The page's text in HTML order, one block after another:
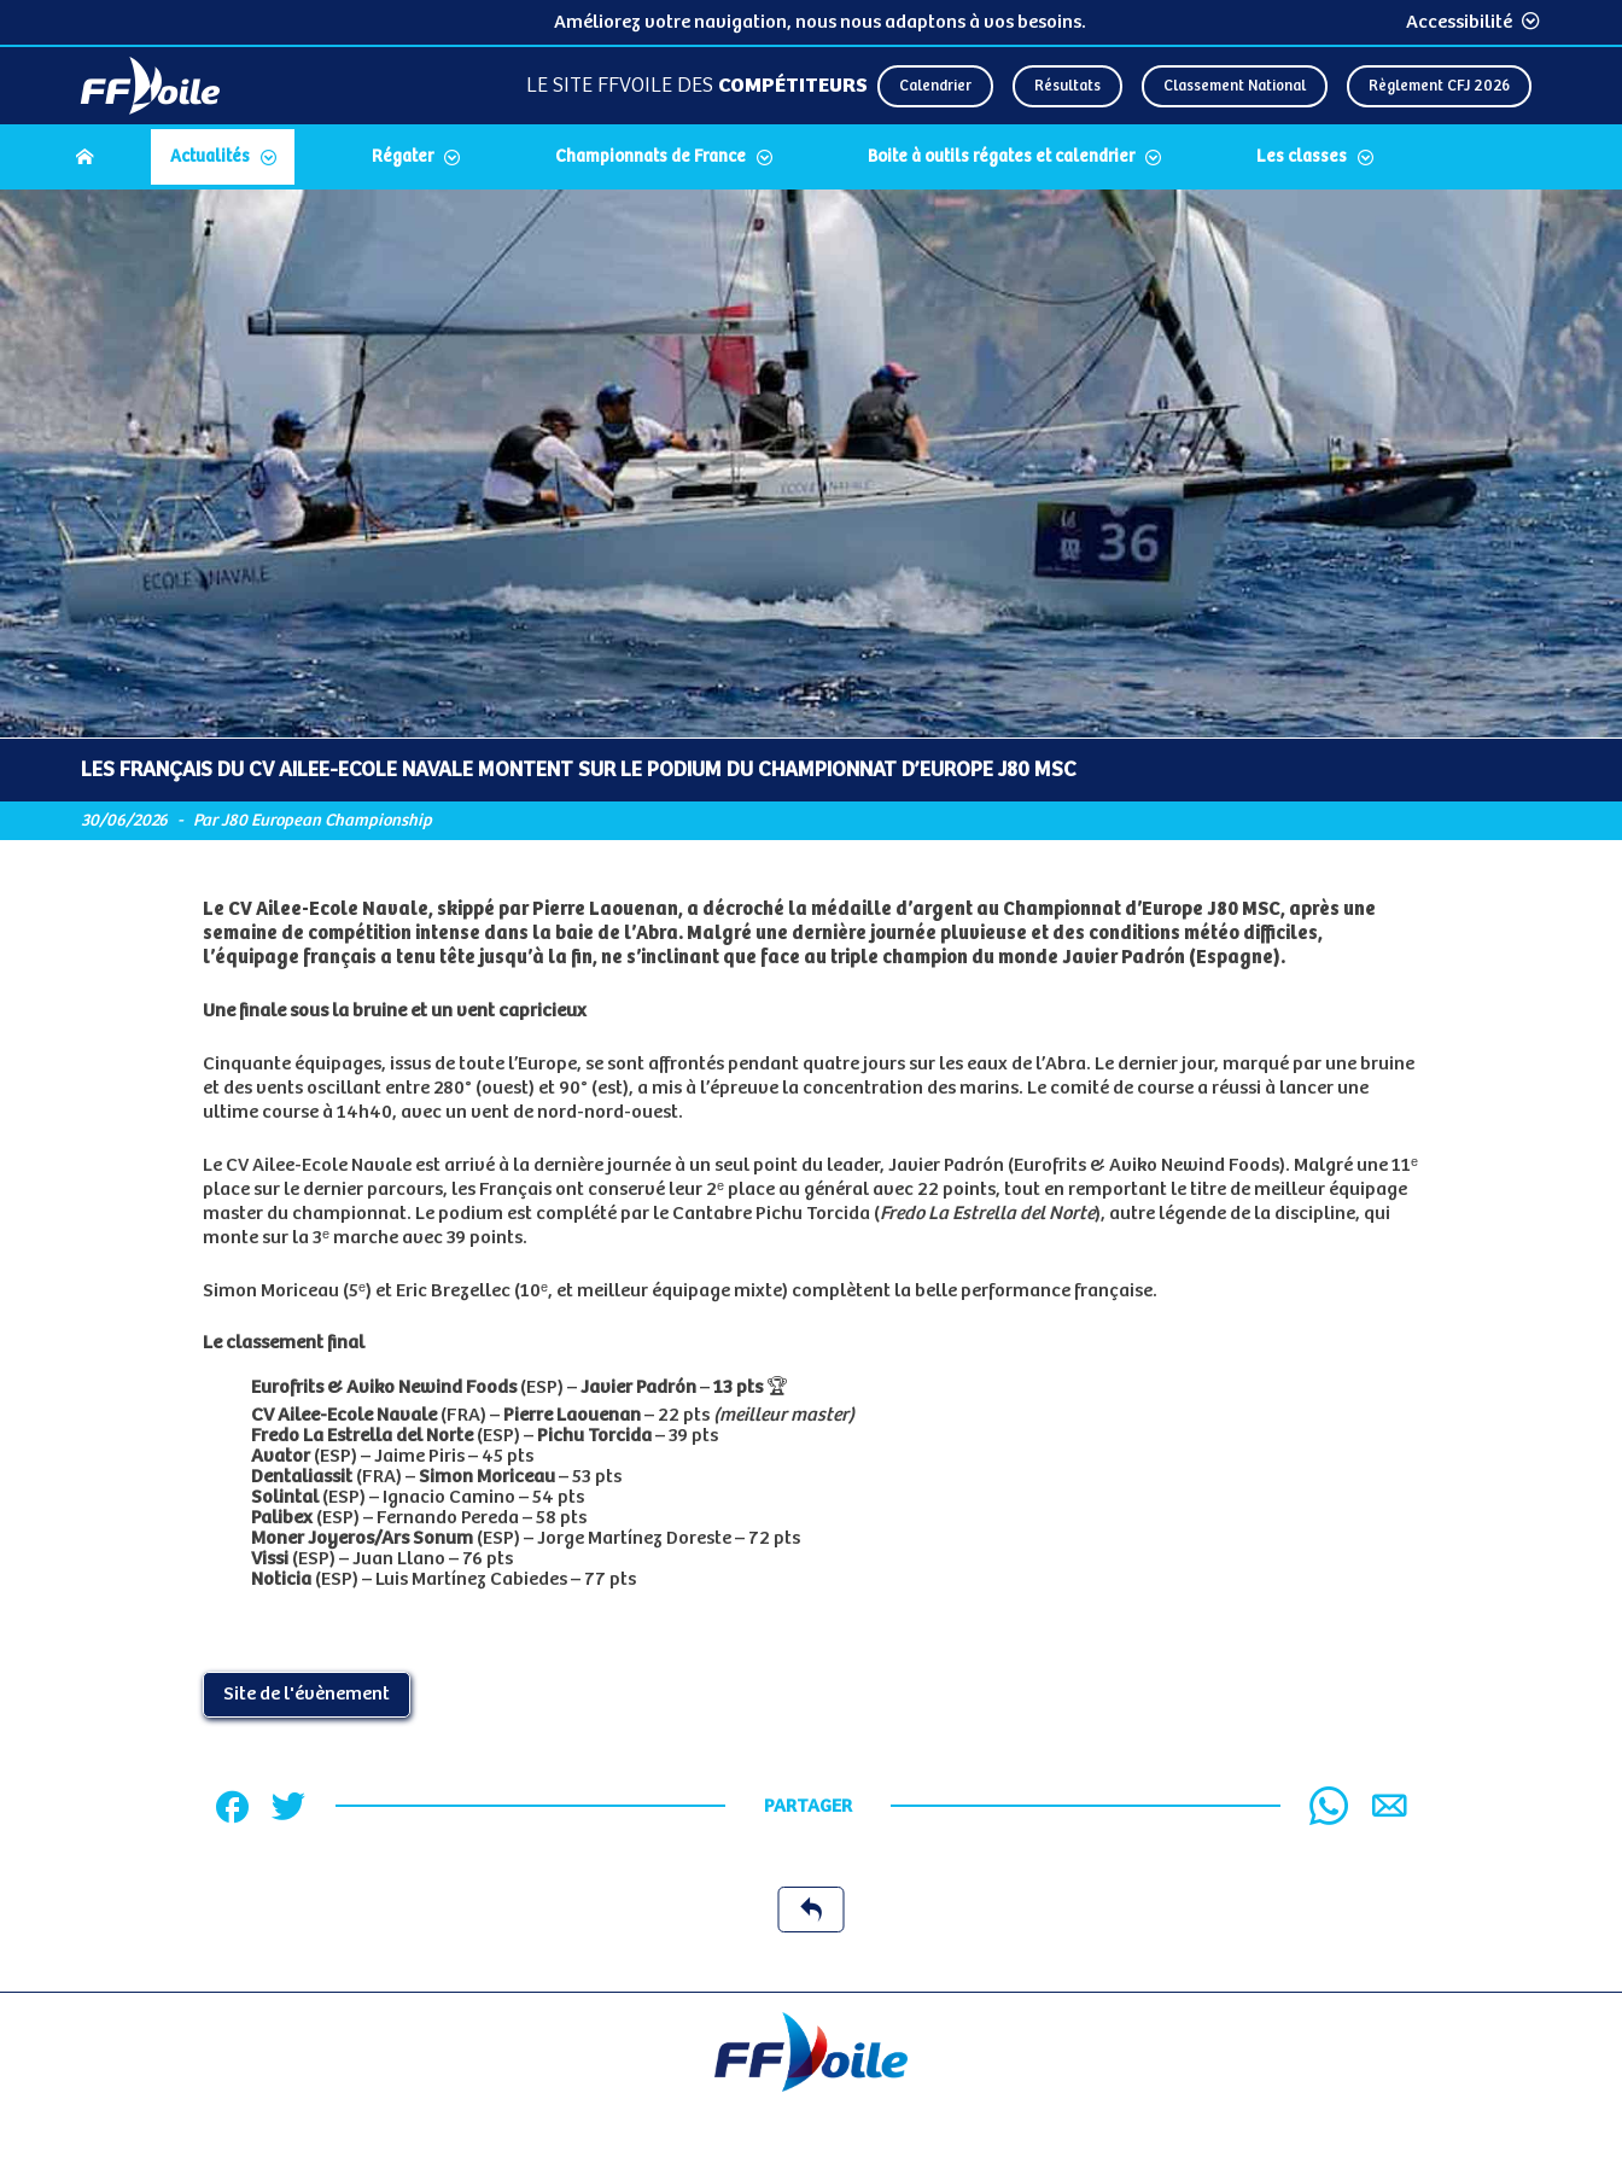
Améliorez votre navigation, nous nous adaptons à vos besoins. Accessibilité
LE SITE FFVOILE DES COMPÉTITEURS Calendrier Résultats Classement National Règlement CFJ 2026
Actualités Régater Championnats de France Boite à outils régates et calendrier Les classes
LES FRANÇAIS DU CV AILEE-ECOLE NAVALE MONTENT SUR LE PODIUM DU CHAMPIONNAT D’EUROPE J80 MSC
30/06/2026 - Par J80 European Championship
Le CV Ailee-Ecole Navale, skippé par Pierre Laouenan, a décroché la médaille d’argent au Championnat d’Europe J80 MSC, après une
semaine de compétition intense dans la baie de l’Abra. Malgré une dernière journée pluvieuse et des conditions météo difficiles,
l’équipage français a tenu tête jusqu’à la fin, ne s’inclinant que face au triple champion du monde Javier Padrón (Espagne).
Une finale sous la bruine et un vent capricieux
Cinquante équipages, issus de toute l’Europe, se sont affrontés pendant quatre jours sur les eaux de l’Abra. Le dernier jour, marqué par une bruine
et des vents oscillant entre 280° (ouest) et 90° (est), a mis à l’épreuve la concentration des marins. Le comité de course a réussi à lancer une
ultime course à 14h40, avec un vent de nord-nord-ouest.
Le CV Ailee-Ecole Navale est arrivé à la dernière journée à un seul point du leader, Javier Padrón (Eurofrits & Aviko Newind Foods). Malgré une 11ᵉ
place sur le dernier parcours, les Français ont conservé leur 2ᵉ place au général avec 22 points, tout en remportant le titre de meilleur équipage
master du championnat. Le podium est complété par le Cantabre Pichu Torcida (Fredo La Estrella del Norte), autre légende de la discipline, qui
monte sur la 3ᵉ marche avec 39 points.
Simon Moriceau (5ᵉ) et Eric Brezellec (10ᵉ, et meilleur équipage mixte) complètent la belle performance française.
Le classement final
Eurofrits & Aviko Newind Foods(ESP) –Javier Padrón–13 pts🏆
CV Ailee-Ecole Navale(FRA) – Pierre Laouenan– 22 pts (meilleur master)
Fredo La Estrella del Norte(ESP) – Pichu Torcida– 39 pts
Avator(ESP) – Jaime Piris – 45 pts
Dentaliassit (FRA) –Simon Moriceau– 53 pts
Solintal(ESP) – Ignacio Camino – 54 pts
Palibex(ESP) – Fernando Pereda – 58 pts
Moner Joyeros/Ars Sonum (ESP) – Jorge Martínez Doreste – 72 pts
Vissi (ESP) – Juan Llano – 76 pts
Noticia (ESP) – Luis Martínez Cabiedes – 77 pts
Site de l'évènement
PARTAGER